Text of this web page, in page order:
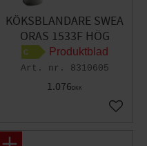
favorit
KÖKSBLANDARE SWEA
ORAS 1533F HÖG
Produktblad
8310605
1.076DKK
Gem